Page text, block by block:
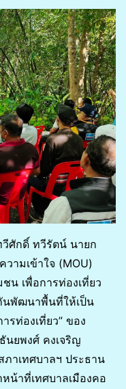
ศักดิ์ ทวีรัตน์ นายก
ามเข้าใจ (MOU)
น เพื่อการท่องเที่ยว
นพัฒนาพื้นที่ให้เป็น
รท่องเที่ยว” ของ
นยพงศ์ คงเจริญ
าเทศบาลฯ ประธาน
น้าที่เทศบาลเมืองคอ